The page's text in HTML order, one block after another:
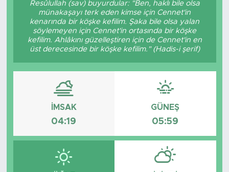
Resûlullah (sav) buyurdular: "Ben, haklı bile olsa
münakaşayı terk eden kimse için Cennet'in
kenarında bir köşke kefilim. Şaka bile olsa yalan
söylemeyen için Cennet'in ortasında bir köşke
kefilim. Ahlâkını güzelleştiren için de Cennet'in en
üst derecesinde bir köşke kefilim." (Hadis-i şerif)
İMSAK
04:19
GÜNEŞ
05:59
BİLİM-TEKNOLOJİ
RÖPÖRTAJ
ANALİZ
NOSTALJİ
KULİS
YAZARLAR